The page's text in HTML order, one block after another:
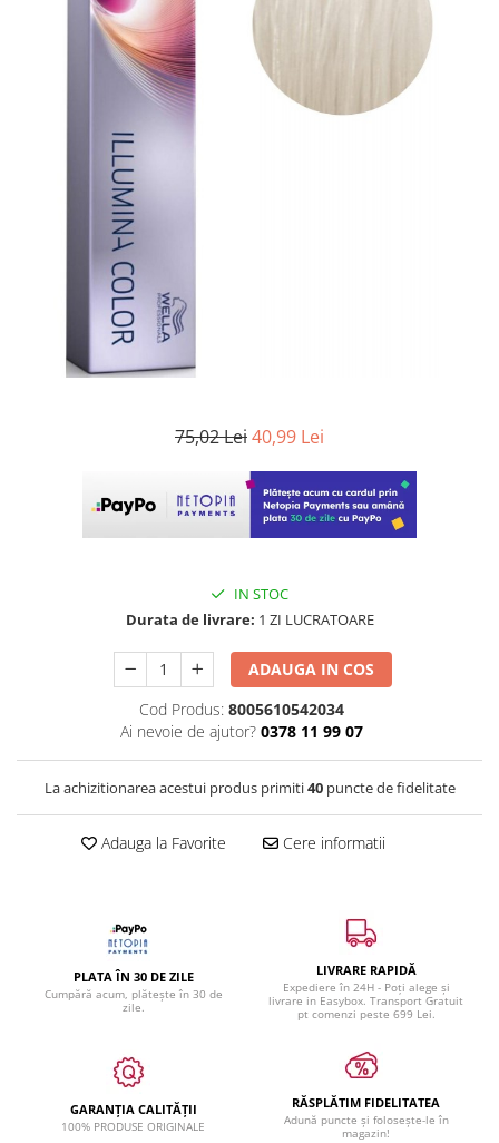
75,02 Lei40,99 Lei
IN STOC
Durata de livrare: 1 ZI LUCRATOARE
ADAUGA IN COS
Cod Produs: 8005610542034
Ai nevoie de ajutor? 0378 11 99 07
La achizitionarea acestui produs primiti40puncte de fidelitate
Adauga la Favorite Cere informatii
PLATA ÎN 30 DE ZILE
Cumpără acum, plătește în 30 de
zile.
LIVRARE RAPIDĂ
Expediere în 24H - Poți alege și
livrare in Easybox. Transport Gratuit
pt comenzi peste 699 Lei.
GARANȚIA CALITĂȚII
100% PRODUSE ORIGINALE
RĂSPLĂTIM FIDELITATEA
Adună puncte și folosește-le în
magazin!